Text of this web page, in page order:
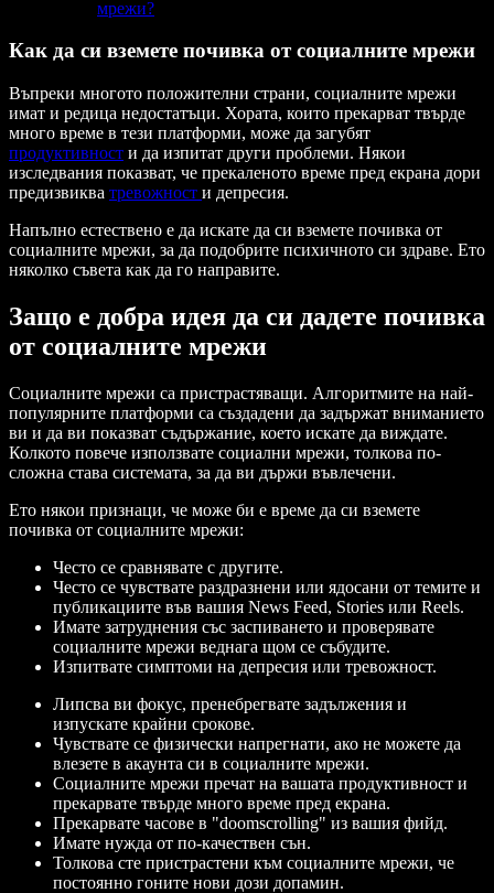
мрежи?
Как да си вземете почивка от социалните мрежи
Въпреки многото положителни страни, социалните мрежи
имат и редица недостатъци. Хората, които прекарват твърде
много време в тези платформи, може да загубят
продуктивност и да изпитат други проблеми. Някои
изследвания показват, че прекаленото време пред екрана дори
предизвиква тревожност и депресия.
Напълно естествено е да искате да си вземете почивка от
социалните мрежи, за да подобрите психичното си здраве. Ето
няколко съвета как да го направите.
Защо е добра идея да си дадете почивка
от социалните мрежи
Социалните мрежи са пристрастяващи. Алгоритмите на най-
популярните платформи са създадени да задържат вниманието
ви и да ви показват съдържание, което искате да виждате.
Колкото повече използвате социални мрежи, толкова по-
сложна става системата, за да ви държи въвлечени.
Ето някои признаци, че може би е време да си вземете
почивка от социалните мрежи:
Често се сравнявате с другите.
Често се чувствате раздразнени или ядосани от темите и
публикациите във вашия News Feed, Stories или Reels.
Имате затруднения със заспиването и проверявате
социалните мрежи веднага щом се събудите.
Изпитвате симптоми на депресия или тревожност.
Липсва ви фокус, пренебрегвате задължения и
изпускате крайни срокове.
Чувствате се физически напрегнати, ако не можете да
влезете в акаунта си в социалните мрежи.
Социалните мрежи пречат на вашата продуктивност и
прекарвате твърде много време пред екрана.
Прекарвате часове в "doomscrolling" из вашия фийд.
Имате нужда от по-качествен сън.
Толкова сте пристрастени към социалните мрежи, че
постоянно гоните нови дози допамин.